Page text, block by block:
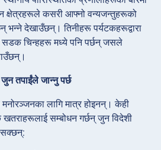
क्षेत्रहरूले कसरी आफ्नो वन्यजन्तुहरूको
भन्ने देखाउँछन्। तिनीहरू पर्यटकहरूद्वारा
सडक चिन्हहरू मध्ये पनि पर्छन् जसले
तपाईंले जान्नु पर्छ
लागि मात्र होइनन्। केही
सम्बोधन गर्छन् जुन विदेशी